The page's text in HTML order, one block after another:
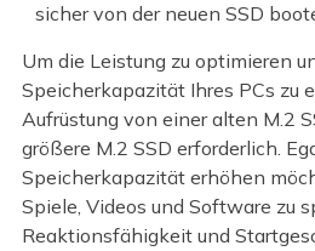
sicher von der neuen SSD
Um die Leistung zu optimieren
Speicherkapazität Ihres PCs zu
Aufrüstung von einer alten M.2
größere M.2 SSD erforderlich.
Speicherkapazität erhöhen
Spiele, Videos und Software zu
Reaktionsfähigkeit und